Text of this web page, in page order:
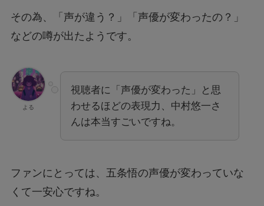
その為、「声が違う？」「声優が変わったの？」
などの噂が出たようです。
よる
視聴者に「声優が変わった」と思
わせるほどの表現力、中村悠一さ
んは本当すごいですね。
ファンにとっては、五条悟の声優が変わっていな
くて一安心ですね。